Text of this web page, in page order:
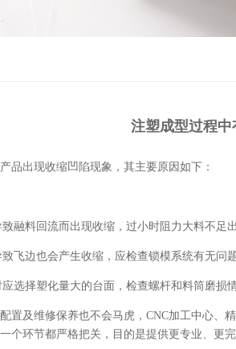
注塑成型过程中
品出现收缩凹陷现象，其主要原因如下：
融料回流而出现收缩，过小时阻力大料不足出
飞边也会产生收缩，应检查锁模系统有无问题
选择塑化量大的台面，检查螺杆和料筒磨损情
置及维修保养也不会马虎，CNC加工中心、
个环节都严格把关，目的是提供更专业、更完